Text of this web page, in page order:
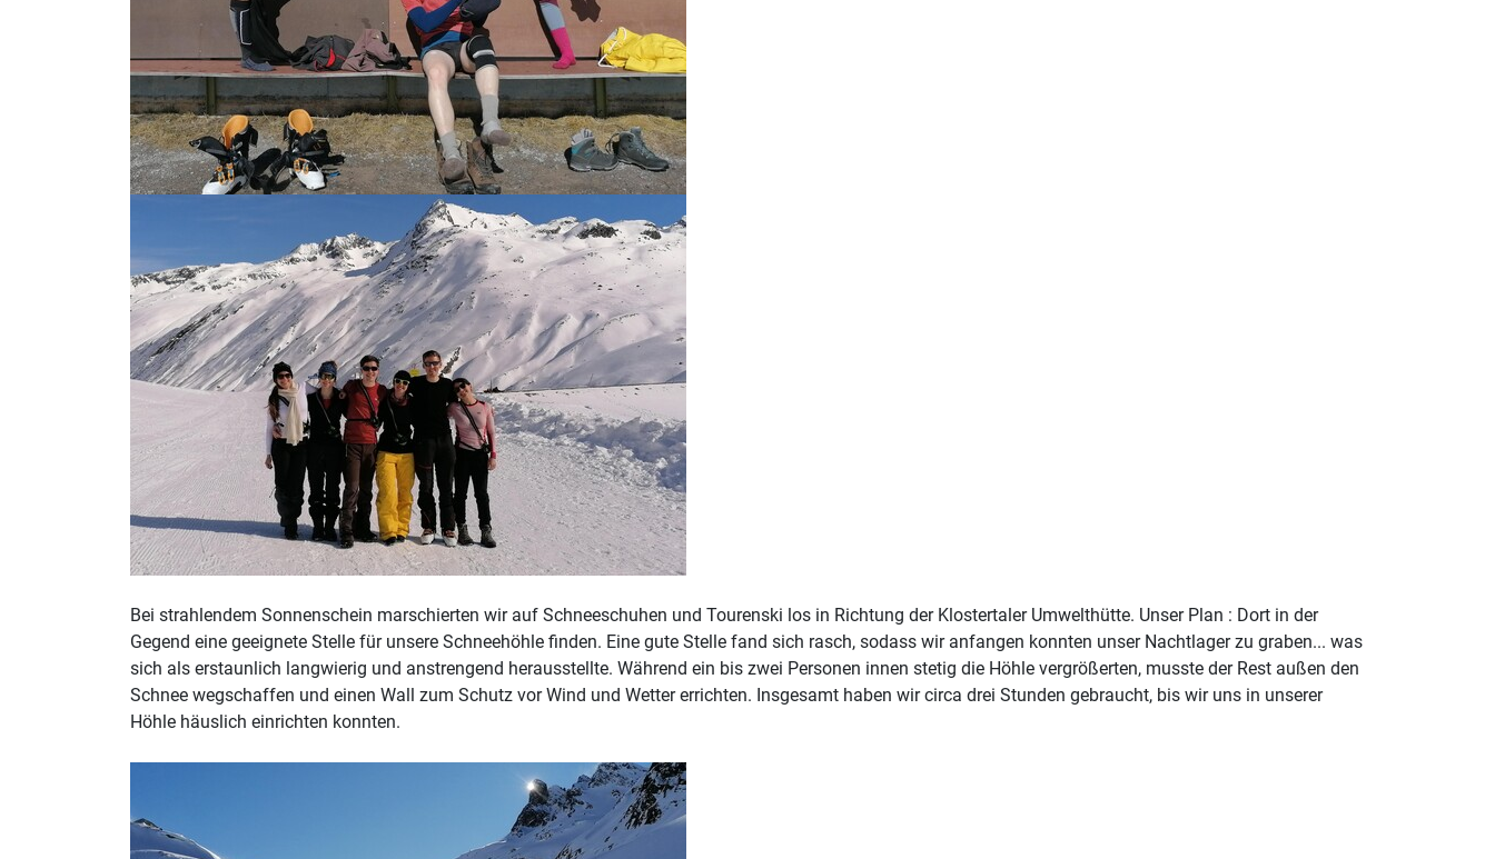
Bei strahlendem Sonnenschein marschierten wir auf Schneeschuhen und Tourenski los in Richtung der Klostertaler Umwelthütte. Unser Plan : Dort in der
Gegend eine geeignete Stelle für unsere Schneehöhle finden. Eine gute Stelle fand sich rasch, sodass wir anfangen konnten unser Nachtlager zu graben... was
sich als erstaunlich langwierig und anstrengend herausstellte. Während ein bis zwei Personen innen stetig die Höhle vergrößerten, musste der Rest außen den
Schnee wegschaffen und einen Wall zum Schutz vor Wind und Wetter errichten. Insgesamt haben wir circa drei Stunden gebraucht, bis wir uns in unserer
Höhle häuslich einrichten konnten.